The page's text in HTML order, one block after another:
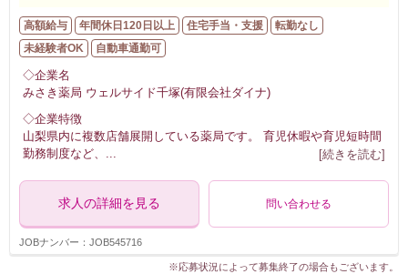
高額給与 年間休日120日以上 住宅手当・支援
転勤なし
未経験者OK
自動車通勤可
◇企業名
みさき薬局 ウェルサイド千塚(有限会社ダイナ)
◇企業特徴
山梨県内に複数店舗展開している薬局です。 育児休暇や育児短時間
勤務制度など、 ... [続きを読む]
求人の詳細を見る 問い合わせる
JOBナンバー：JOB545716
※応募状況によって募集終了の場合もございます。